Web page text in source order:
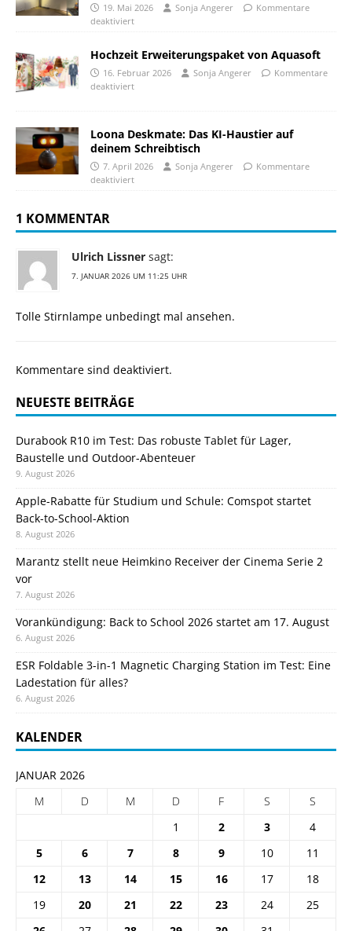
19. Mai 2026 Sonja Angerer
Kommentare
deaktiviert
Hochzeit Erweiterungspaket von Aquasoft
16. Februar 2026 Sonja Angerer
Kommentare
deaktiviert
Loona Deskmate: Das KI-Haustier auf
deinem Schreibtisch
7. April 2026 Sonja Angerer
Kommentare
deaktiviert
1 KOMMENTAR
Ulrich Lissner sagt:
7. JANUAR 2026 UM 11:25 UHR
Tolle Stirnlampe unbedingt mal ansehen.
Kommentare sind deaktiviert.
NEUESTE BEITRÄGE
Durabook R10 im Test: Das robuste Tablet für Lager,
Baustelle und Outdoor-Abenteuer
9. August 2026
Apple-Rabatte für Studium und Schule: Comspot startet
Back-to-School-Aktion
8. August 2026
Marantz stellt neue Heimkino Receiver der Cinema Serie 2
vor
7. August 2026
Vorankündigung: Back to School 2026 startet am 17. August
6. August 2026
ESR Foldable 3-in-1 Magnetic Charging Station im Test: Eine
Ladestation für alles?
6. August 2026
KALENDER
JANUAR 2026
M
D M D F S
S
1
2 3
4
5
6 7 8 9 10
11
12
13 14 15 16 17
18
19
20 21 22 23 24
25